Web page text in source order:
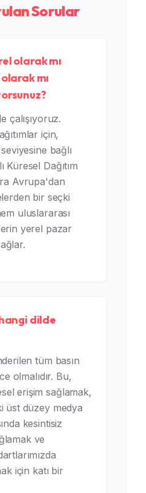
Sorular
olarak mı
mı
çalışıyoruz.
için,
bağlı
Küresel Dağıtım
Avrupa'dan
bir seçki
uluslararası
yerel pazar
dilde
tüm basın
olmalıdır. Bu,
erişim sağlamak,
üst düzey medya
kesintisiz
ve
için katı bir